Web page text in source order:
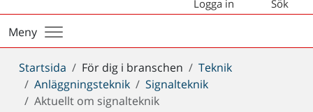
Logga in Sök
Meny
Du
är
här:
Startsida För dig i branschen
Teknik
Anläggningsteknik
Signalteknik
Aktuellt om signalteknik